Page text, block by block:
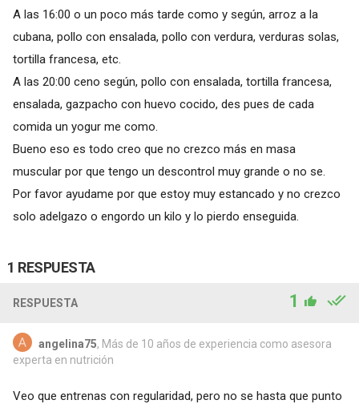
A las 16:00 o un poco más tarde como y según, arroz a la
cubana, pollo con ensalada, pollo con verdura, verduras solas,
tortilla francesa, etc.
A las 20:00 ceno según, pollo con ensalada, tortilla francesa,
ensalada, gazpacho con huevo cocido, des pues de cada
comida un yogur me como.
Bueno eso es todo creo que no crezco más en masa
muscular por que tengo un descontrol muy grande o no se.
Por favor ayudame por que estoy muy estancado y no crezco
solo adelgazo o engordo un kilo y lo pierdo enseguida.
1 RESPUESTA
RESPUESTA 1
angelina75, Más de 10 años de experiencia como asesora
experta en nutrición
Veo que entrenas con regularidad, pero no se hasta que punto